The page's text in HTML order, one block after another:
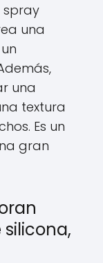
spray
una
una
textura
Es un
gran